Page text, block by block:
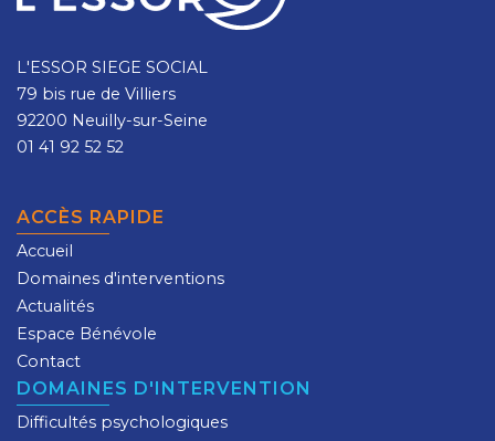
L'ESSOR SIEGE SOCIAL
79 bis rue de Villiers
92200 Neuilly-sur-Seine
01 41 92 52 52
ACCÈS RAPIDE
Accueil
Domaines d'interventions
Actualités
Espace Bénévole
Contact
DOMAINES D'INTERVENTION
Difficultés psychologiques